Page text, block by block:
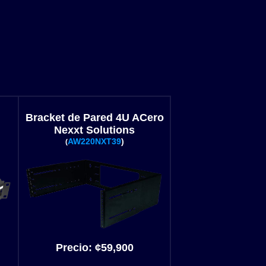
Bracket de Pared 4U ACero
Nexxt Solutions
(AW220NXT39)
Precio: ¢59,900